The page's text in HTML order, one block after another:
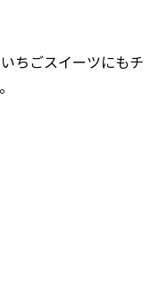
ちごスイーツにもチ